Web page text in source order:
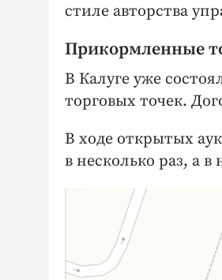
стиле авторства
Прикормленные
В Калуге уже
торговых точек.
В ходе открытых
в несколько раз, а